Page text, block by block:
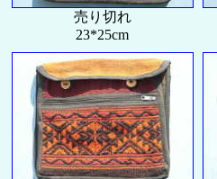
売り切れ
23*25cm